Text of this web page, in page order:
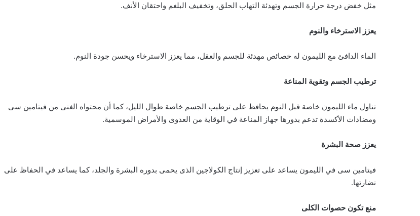
مثل خفض درجة حرارة الجسم وتهدئة التهاب الحلق، وتخفيف البلغم واحتقان الأنف.
يعزز الاسترخاء والنوم
الماء الدافئ مع الليمون له خصائص مهدئة للجسم والعقل، مما يعزز الاسترخاء ويحسن جودة النوم.
ترطيب الجسم وتقوية المناعة
تناول ماء الليمون خاصة قبل النوم يحافظ على ترطيب الجسم خاصة طوال الليل، كما أن محتواه الغنى من فيتامين سى
ومضادات الأكسدة تدعم بدورها جهاز المناعة في الوقاية من العدوى والأمراض الموسمية.
يعزز صحة البشرة
فيتامين سى في الليمون يساعد على تعزيز إنتاج الكولاجين الذى يحمى بدوره البشرة والجلد، كما يساعد في الحفاظ على
نضارتها.
منع تكون حصوات الكلى